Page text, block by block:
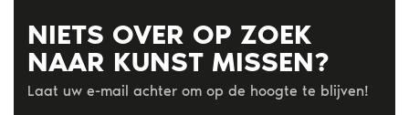
NIETS OVER OP ZOEK
NAAR KUNST MISSEN?
Laat uw e-mail achter om op de hoogte te blijven!